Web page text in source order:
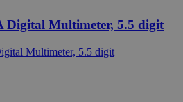
Digital Multimeter, 5.5 digit